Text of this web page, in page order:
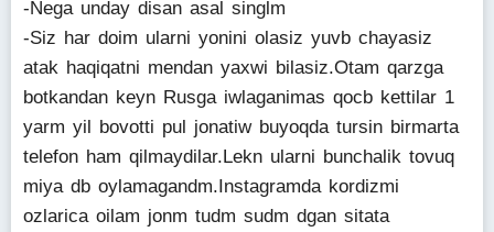
-Nega unday disan asal singlm
-Siz har doim ularni yonini olasiz yuvb chayasiz
atak haqiqatni mendan yaxwi bilasiz.Otam qarzga
botkandan keyn Rusga iwlaganimas qocb kettilar 1
yarm yil bovotti pul jonatiw buyoqda tursin birmarta
telefon ham qilmaydilar.Lekn ularni bunchalik tovuq
miya db oylamagandm.Instagramda kordizmi
ozlarica oilam jonm tudm sudm dgan sitata